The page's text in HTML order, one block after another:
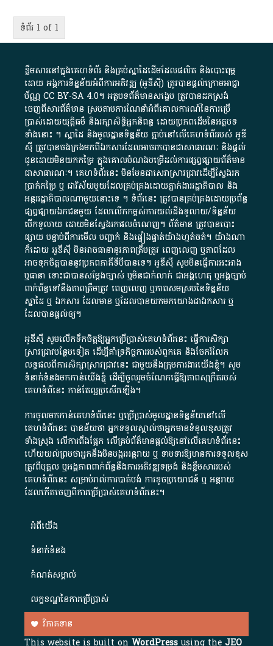
ទំព័រ 1 of 1
ខ្លឹមសារ​នៅ​ក្នុង​គេហទំព័រ និង​គ្រប់​ស្នា​ដៃ​ដើម​ដែល​ផលិត​ និង​បោះពុម្ព​
ដោយ​ អង្គការ​ទិន្នន័យ​អំពី​ការអភិវឌ្ឍ​​ (អូ​ឌី​ស៊ី)​ ត្រូវ​បាន​ផ្តល់​ក្រោម​អាជ្ញា
ប័ណ្ណ​CC BY-SA 4.0។​ អត្ថបទ​ព័ត៌មាន​សង្ខេប​ ត្រូវ​បាន​ដកស្រង់​
ចេញពី​សារព័ត៌មាន ស្របតាមការ​ណែនាំ​អំពី​គោលការណ៍​នៃ​ការ​ប្រើ
ប្រាស់​ដោយ​យុត្តិធម៌​ និង​រក្សាសិទ្ធិអ្នកនិពន្ធ ដោយ​ប្រភពដើម​នៃ​​អត្ថបទ
ទាំង​នោះ​ ។​ ស្នាដៃ​ និង​មូលដ្ឋាន​ទិន្នន័យ ​ភ្ជាប់​នៅ​លើ​គេហទំព័រ​របស់​ អូ​ឌី​
ស៊ី​ ត្រូវ​បាន​ចងក្រង​មក​ពី​ឯកសារ​ដែល​អាច​រក​បានជា​សាធារណៈ​ និង​ផ្តល់​
ជូន​ដោយ​មិន​យក​កម្រៃ​ ក្នុង​គោលបំណង​បម្រើ​ដល់ការ​ផ្សព្វផ្សាយ​ព័ត៌មាន​
ជា​សាធារណៈ​។​ គេហទំព័រ​នេះ​ មិនមែន​ជា​សេវា​ស្រាវជ្រាវ​ដើម្បី​ស្វែងរក
ប្រាក់​កម្រៃ​ ឬ​ ជា​វិស័យ​មួយ​ដែល​គ្រប់គ្រង​ដោយ​ភ្នាក់ងារ​រដ្ឋាភិបាល​ និង ​
អន្តររដ្ឋាភិបាល​ណាមួយ​នោះ​ទេ ​។​ ទំព័រ​នេះ​ ត្រូវ​បាន​គ្រប់គ្រង​ដោយ​ប្រព័ន្ធ​
ផ្សព្វផ្សាយ​ឯកជន​មួយ​ ដែល​លើកកម្ពស់​ការ​យល់​ដឹង​ទូលាយ​/​ទិន្នន័យ​
បើក​ទូលាយ​ ដោយ​មិនស្វែង​រក​ផល​ចំណេញ​។​ ព័ត៌មាន​ ត្រូវ​បាន​បោះ
ផ្សាយ​ បន្ទាប់​ពី​ការ​មើល​ បញ្ជាក់​ និង​ផ្ទៀងផ្ទាត់​យ៉ាង​ហ្មត់ចត់​។​ យ៉ាងណា​
ក៏​ដោយ​ អូ​ឌី​ស៊ី​ មិន​អាច​ធានា​នូវ​ភាព​ត្រឹមត្រូវ​ ពេញលេញ​ ឬ​ភាព​ដែល​
អាច​ទុកចិត្ត​បាននូវ​ប្រភព​ភាគី​ទី​បី​បាន​ទេ​។​ អូ​ឌី​ស៊ី​ សូម​មិន​ធ្វើការ​អះអាង​
ឬ​ធានា​ ទោះជា​បាន​សម្តែង​ច្បាស់​ ឬ​មិន​ជាក់លាក់​ ជា​អង្គហេតុ​ ឬ​អង្គច្បាប់​
ពាក់ព័ន្ធ​ទៅ​នឹង​ភាព​ត្រឹមត្រូវ​ ពេញលេញ​ ឬ​ភាព​សម​ស្រប​នៃ​ទិន្នន័យ​
ស្នាដៃ​ ឬ​ ឯកសារ​ ដែល​មាន​ ឬ​ដែល​បាន​យក​មក​យោង​ជា​ឯកសារ​ ឬ​
ដែល​បាន​ផ្តល់​ឲ្យ​។
អូឌីស៊ី សូមលើកទឹកចិត្តឱ្យអ្នកប្រើប្រាស់គេហទំព័រនេះ ធ្វើការសិក្សា
ស្រាវជ្រាវបន្ថែមទៀត ដើម្បីគាំទ្រកិច្ចការ​របស់ពួកគេ និងចែករំលែក
លទ្ធផលពីការសិក្សាស្រាវជ្រាវនេះ ជាមួយនឹងក្រុមការងារយើងខ្ញុំ។ សូម
ទំនាក់ទំនងមកកាន់យើងខ្ញុំ ដើម្បីចូលរួមចំណែកធ្វើឱ្យភាពសុក្រឹតរបស់
គេហទំព័នេះ កាន់តែល្អប្រសើរឡើង។
ការចូលមកកាន់គេហទំព័រនេះ ឬប្រើប្រាស់មូលដ្ឋានទិន្នន័យនៅលើ
គេហទំព័រនេះ បានន័យថា អ្នកទទួលស្គាល់ថាអ្នកមានទំនួលខុសត្រូវ
ទាំងស្រុង លើការពឹងផ្អែក លើគ្រប់ព័ត៌មានផ្តល់ឱ្យនៅលើគេហទំព័រនេះ
ហើយយល់ព្រមថាអ្នកនឹងមិនបង្ករអន្តរាយ ឬ ទាមទារ​ឱ្យមានការទទួលខុស​
ត្រូវពីបុគ្គល ឬអង្គភាពពាក់ព័ន្ធនឹងការអភិវឌ្ឍទម្រង់ និងខ្លឹមសាររបស់
គេហទំព័រនេះ សម្រាប់រាល់ការបាត់បង់ ការខូចប្រយោជន៍ ឬ អន្តរាយ
ដែលកើតចេញពីការប្រើប្រាស់គេហទំព័រនេះ។
អំពី​យើង​
ទំនាក់ទំនង
កំណត់សម្គាល់
លក្ខខណ្ឌនៃការប្រើប្រាស់
វិភាគទាន
This website is built onWordPressusing theJEO